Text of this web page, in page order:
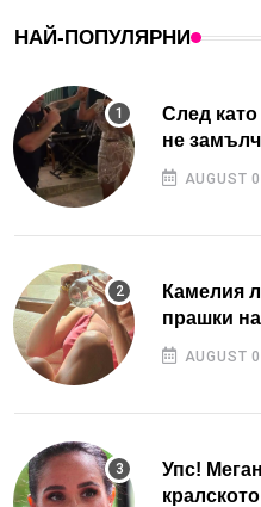
НАЙ-ПОПУЛЯРНИ
След като
не
AUGUST
Камелия
прашки
AUGUST
Упс!